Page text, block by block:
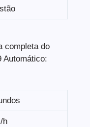
completa do
Automático:
h